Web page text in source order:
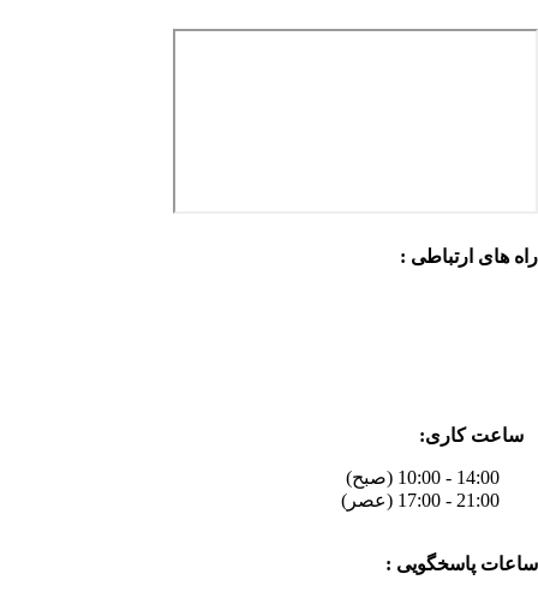
راه های ارتباطی :
ساعت کاری:
ساعات پاسخگویی :